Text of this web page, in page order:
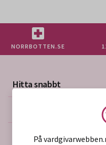
NORRBOTTEN.SE
Hitta snabbt
Mer på vårdgivarwebben
Om webbplatsen
På